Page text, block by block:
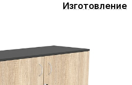
Изготовление